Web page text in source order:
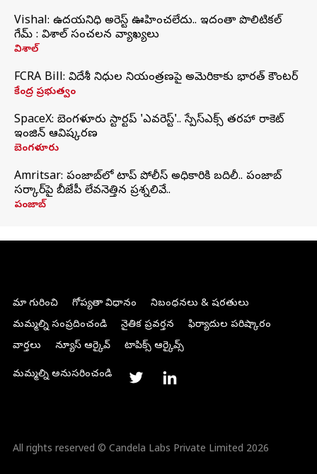
Vishal: ఉదయనిధి అరెస్ట్‌ ఊహించలేదు.. ఇదంతా పొలిటికల్
గేమ్ : విశాల్ సంచలన వ్యాఖ్యలు
విశాల్
FCRA Bill: విదేశీ నిధుల నియంత్రణపై అమెరికాకు భారత్‌ కౌంటర్
కేంద్ర ప్రభుత్వం
SpaceX: బెంగళూరు స్టార్టప్‌ 'ఎవరెస్ట్'.. స్పేస్‌ఎక్స్ తరహా రాకెట్‌
ఇంజిన్‌ ఆవిష్కరణ
బెంగళూరు
Amritsar: పంజాబ్‌లో టాప్ పోలీస్ అధికారికి బదిలీ.. పంజాబ్
సర్కార్‌పై బీజేపీ లేవనెత్తిన ప్రశ్నలివే..
పంజాబ్
మా గురించి గోప్యతా విధానం
నిబంధనలు & షరతులు
మమ్మల్ని సంప్రదించండి
నైతిక ప్రవర్తన
ఫిర్యాదుల పరిష్కారం
వార్తలు
న్యూస్ ఆర్కైవ్ టాపిక్స్ ఆర్కైవ్స్
మమ్మల్ని అనుసరించండి
All rights reserved © Candela Labs Private Limited 2026